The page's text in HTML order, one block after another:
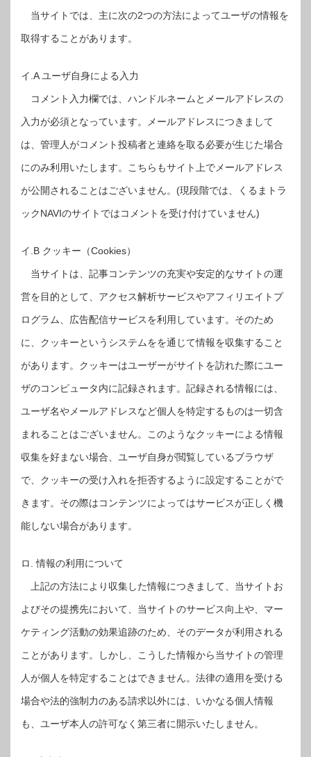
当サイトでは、主に次の2つの方法によってユーザの情報を
取得することがあります。
イ.A ユーザ自身による入力
コメント入力欄では、ハンドルネームとメールアドレスの
入力が必須となっています。メールアドレスにつきまして
は、管理人がコメント投稿者と連絡を取る必要が生じた場合
にのみ利用いたします。こちらもサイト上でメールアドレス
が公開されることはございません。(現段階では、くるまトラ
ックNAVIのサイトではコメントを受け付けていません)
イ.B クッキー（Cookies）
当サイトは、記事コンテンツの充実や安定的なサイトの運
営を目的として、アクセス解析サービスやアフィリエイトプ
ログラム、広告配信サービスを利用しています。そのため
に、クッキーというシステムをを通じて情報を収集すること
があります。クッキーはユーザーがサイトを訪れた際にユー
ザのコンピュータ内に記録されます。記録される情報には、
ユーザ名やメールアドレスなど個人を特定するものは一切含
まれることはございません。このようなクッキーによる情報
収集を好まない場合、ユーザ自身が閲覧しているブラウザ
で、クッキーの受け入れを拒否するように設定することがで
きます。その際はコンテンツによってはサービスが正しく機
能しない場合があります。
ロ. 情報の利用について
上記の方法により収集した情報につきまして、当サイトお
よびその提携先において、当サイトのサービス向上や、マー
ケティング活動の効果追跡のため、そのデータが利用される
ことがあります。しかし、こうした情報から当サイトの管理
人が個人を特定することはできません。法律の適用を受ける
場合や法的強制力のある請求以外には、いかなる個人情報
も、ユーザ本人の許可なく第三者に開示いたしません。